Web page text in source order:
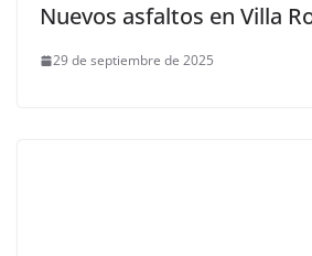
Nuevos asfaltos en Villa
29 de septiembre de 2025